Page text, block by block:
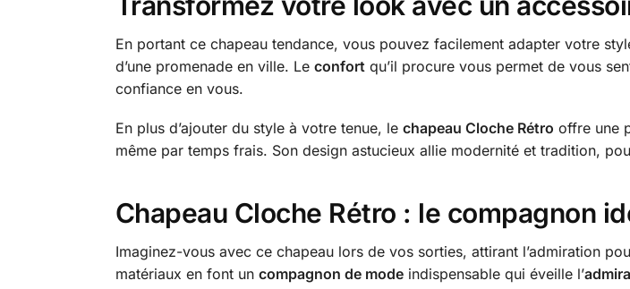
En portant ce chapeau tendance, vous pouvez facilement adapter votre
d’une promenade en ville. Le confort qu’il procure vous permet de vous
confiance en vous.
En plus d’ajouter du style à votre tenue, le chapeau Cloche Rétro offre une
même par temps frais. Son design astucieux allie modernité et tradition,
Chapeau Cloche Rétro : le compagnon
Imaginez-vous avec ce chapeau lors de vos sorties, attirant l’admiration
matériaux en font un compagnon de modeindispensable qui éveille l’